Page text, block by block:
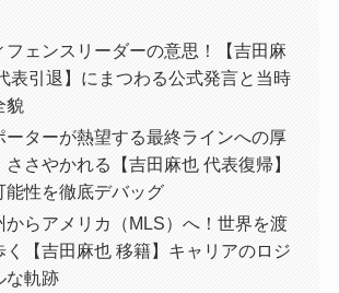
フェンスリーダーの意思！【吉田麻
表引退】にまつわる公式発言と当時
貌
ーターが熱望する最終ラインへの厚
ささやかれる【吉田麻也 代表復帰】
能性を徹底デバッグ
からアメリカ（MLS）へ！世界を渡
く【吉田麻也 移籍】キャリアのロジ
な軌跡